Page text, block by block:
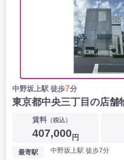
中野坂上駅 徒歩7分
東京都中央三丁目の店舗
賃料（税込）
407,000円
最寄駅 中野坂上駅 徒歩7分